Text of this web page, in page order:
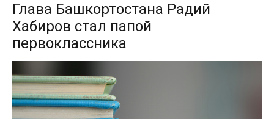
Глава Башкортостана Радий
Хабиров стал папой
первоклассника